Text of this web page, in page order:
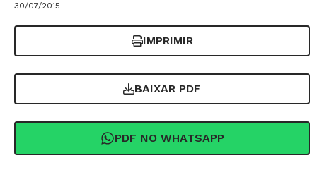
30/07/2015
IMPRIMIR
BAIXAR PDF
PDF NO WHATSAPP